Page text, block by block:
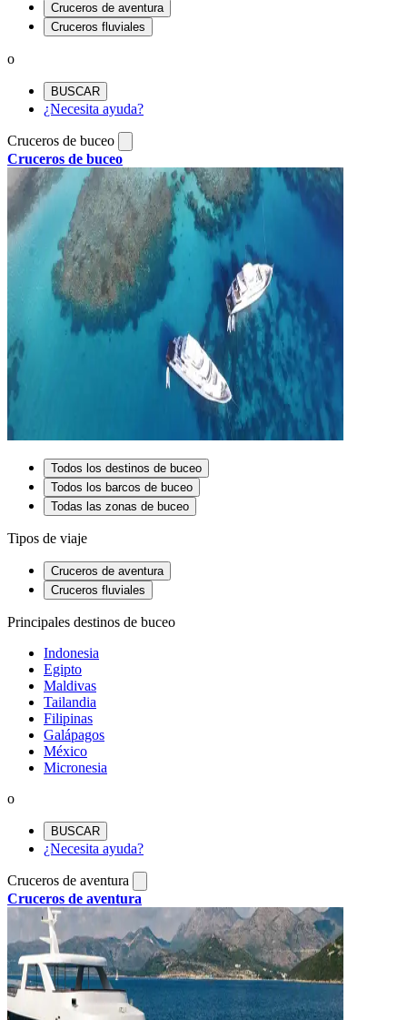
Cruceros de aventura
Cruceros fluviales
o
BUSCAR
¿Necesita ayuda?
Cruceros de buceo
Cruceros de buceo
Todos los destinos de buceo
Todos los barcos de buceo
Todas las zonas de buceo
Tipos de viaje
Cruceros de aventura
Cruceros fluviales
Principales destinos de buceo
Indonesia
Egipto
Maldivas
Tailandia
Filipinas
Galápagos
México
Micronesia
o
BUSCAR
¿Necesita ayuda?
Cruceros de aventura
Cruceros de aventura